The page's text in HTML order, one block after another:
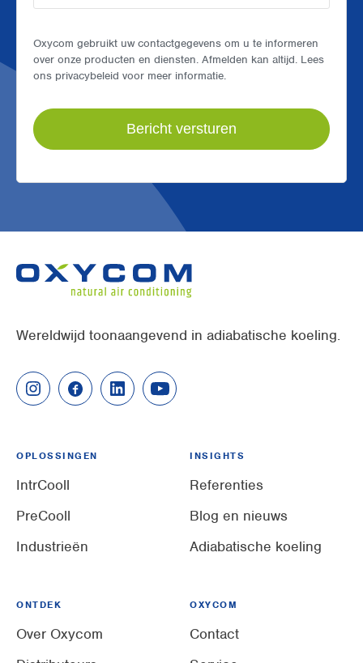
Oxycom gebruikt uw contactgegevens om u te informeren
over onze producten en diensten. Afmelden kan altijd. Lees
ons privacybeleid voor meer informatie.
Wereldwijd toonaangevend in adiabatische koeling.
OPLOSSINGEN
IntrCooll
PreCooll
Industrieën
INSIGHTS
Referenties
Blog en nieuws
Adiabatische koeling
ONTDEK
Over Oxycom
OXYCOM
Contact